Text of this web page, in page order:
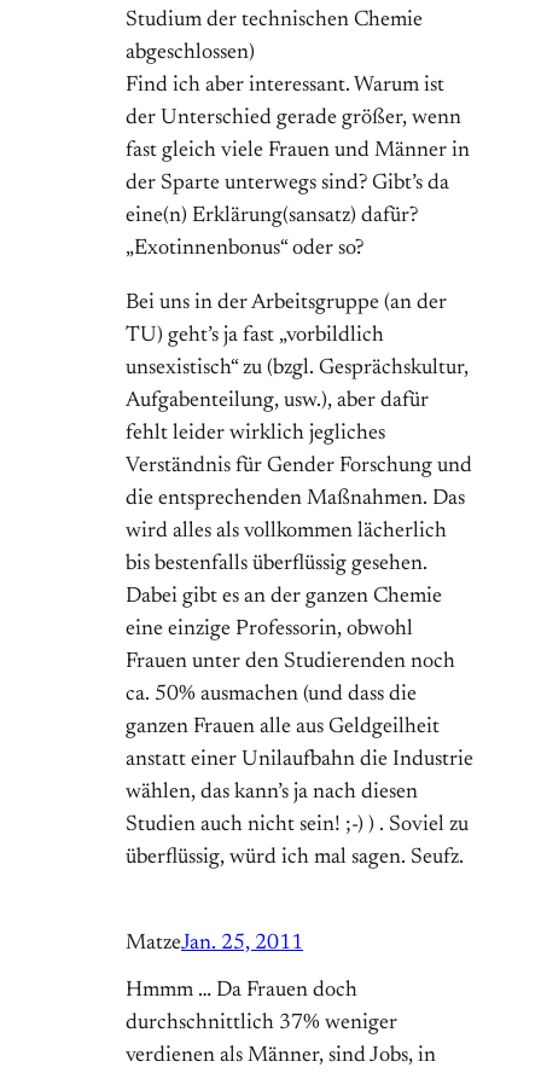
Studium der technischen Chemie
abgeschlossen)
Find ich aber interessant. Warum ist
der Unterschied gerade größer, wenn
fast gleich viele Frauen und Männer in
der Sparte unterwegs sind? Gibt’s da
eine(n) Erklärung(sansatz) dafür?
„Exotinnenbonus“ oder so?
Bei uns in der Arbeitsgruppe (an der
TU) geht’s ja fast „vorbildlich
unsexistisch“ zu (bzgl. Gesprächskultur,
Aufgabenteilung, usw.), aber dafür
fehlt leider wirklich jegliches
Verständnis für Gender Forschung und
die entsprechenden Maßnahmen. Das
wird alles als vollkommen lächerlich
bis bestenfalls überflüssig gesehen.
Dabei gibt es an der ganzen Chemie
eine einzige Professorin, obwohl
Frauen unter den Studierenden noch
ca. 50% ausmachen (und dass die
ganzen Frauen alle aus Geldgeilheit
anstatt einer Unilaufbahn die Industrie
wählen, das kann’s ja nach diesen
Studien auch nicht sein! ;-) ) . Soviel zu
überflüssig, würd ich mal sagen. Seufz.
MatzeJan. 25, 2011
Hmmm … Da Frauen doch
durchschnittlich 37% weniger
verdienen als Männer, sind Jobs, in